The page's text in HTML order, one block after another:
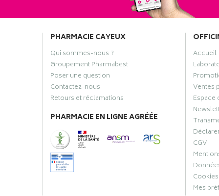
PHARMACIE CAYEUX
Qui sommes-nous ?
Groupement Pharmabest
Poser une question
Contactez-nous
Retours et réclamations
PHARMACIE EN LIGNE AGRÉÉE
Accueil
Ventes
Espace
CGV
Cookies
Mes